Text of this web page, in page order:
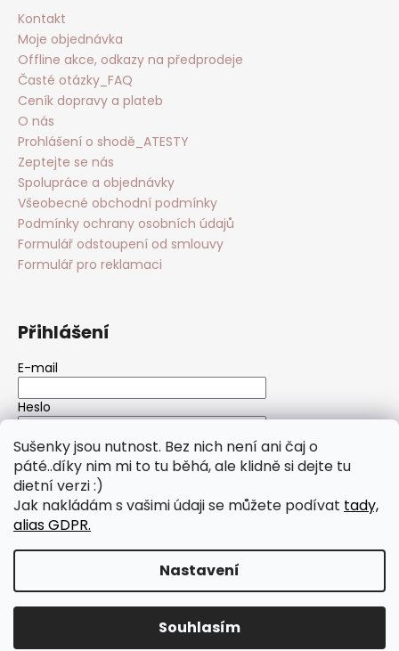
Sušenky jsou nutnost. Bez nich není ani čaj o
páté..díky nim mi to tu běhá, ale klidně si dejte tu
dietní verzi :)
Jak nakládám s vašimi údaji se můžete podívat tady,
alias GDPR.
Nastavení
Souhlasím
Kontakt
Moje objednávka
Offline akce, odkazy na předprodeje
Časté otázky_FAQ
Ceník dopravy a plateb
O nás
Prohlášení o shodě_ATESTY
Zeptejte se nás
Spolupráce a objednávky
Všeobecné obchodní podmínky
Podmínky ochrany osobních údajů
Formulář odstoupení od smlouvy
Formulář pro reklamaci
Přihlášení
E-mail
Heslo
PŘIHLÁSIT SE
Nová registrace Zapomenuté heslo
Vytvořil Shoptet
Soul of Clay. Všechna práva vyhrazena.
Upravit nastavení cookies